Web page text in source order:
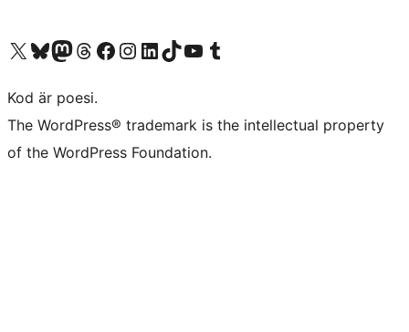
Besök vår X-konto (f.d. Twitter)
Besök vårt Bluesky-konto
Besök vårt Mastodon-konto
Besök vårt Thread-konto
Besök vår Facebook-sidaBesök vårt Instagram-konto
Besök vårt LinkedIn-konto
Besök vårt TikTok-konto
Besök vår YouTube-kanalBesök vårt Tumblr-konto
Kod är poesi.
The WordPress® trademark is the intellectual property
of the WordPress Foundation.